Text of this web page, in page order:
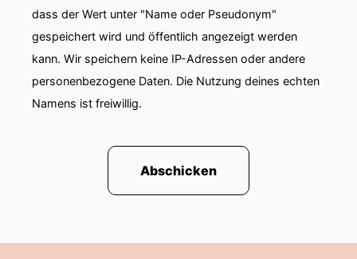
dass der Wert unter "Name oder Pseudonym"
gespeichert wird und öffentlich angezeigt werden
kann. Wir speichern keine IP-Adressen oder andere
personenbezogene Daten. Die Nutzung deines echten
Namens ist freiwillig.
Abschicken